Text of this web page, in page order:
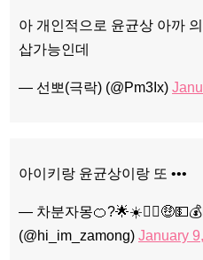
아 개인적으로 윤균상 아까
삽가능인데
— 선뽀(극락) (@Pm3Ix)
아이키랑 윤균상이랑 또 •••
— 차분자몽
(@hi_im_zamong) January